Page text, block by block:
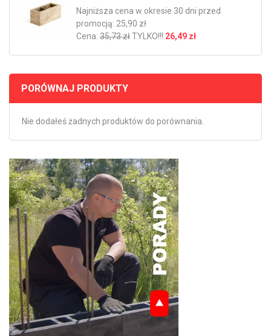
Najniższa cena w okresie 30 dni przed
promocją: 25,90 zł
Cena: 35,73 złTYLKO!!! 26,49 zł
PORÓWNAJ PRODUKTY
Nie dodałeś żadnych produktów do porównania.